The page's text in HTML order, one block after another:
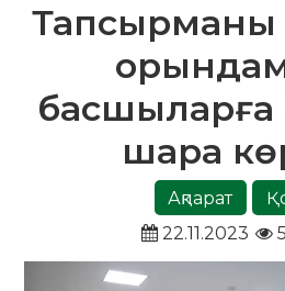
Тапсырманы
басшыларға
шара
Ақпарат
22.11.2023